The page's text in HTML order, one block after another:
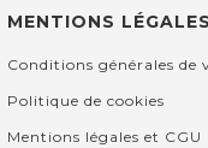
MENTIONS LÉGALES
Conditions générales de
Politique de cookies
Mentions légales et CGU